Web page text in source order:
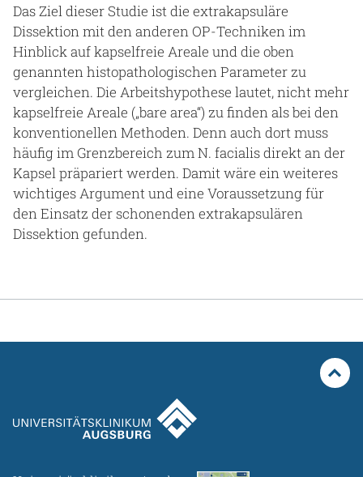
Das Ziel dieser Studie ist die extrakapsuläre
Dissektion mit den anderen OP-Techniken im
Hinblick auf kapselfreie Areale und die oben
genannten histopathologischen Parameter zu
vergleichen. Die Arbeitshypothese lautet, nicht mehr
kapselfreie Areale („bare area“) zu finden als bei den
konventionellen Methoden. Denn auch dort muss
häufig im Grenzbereich zum N. facialis direkt an der
Kapsel präpariert werden. Damit wäre ein weiteres
wichtiges Argument und eine Voraussetzung für
den Einsatz der schonenden extrakapsulären
Dissektion gefunden.